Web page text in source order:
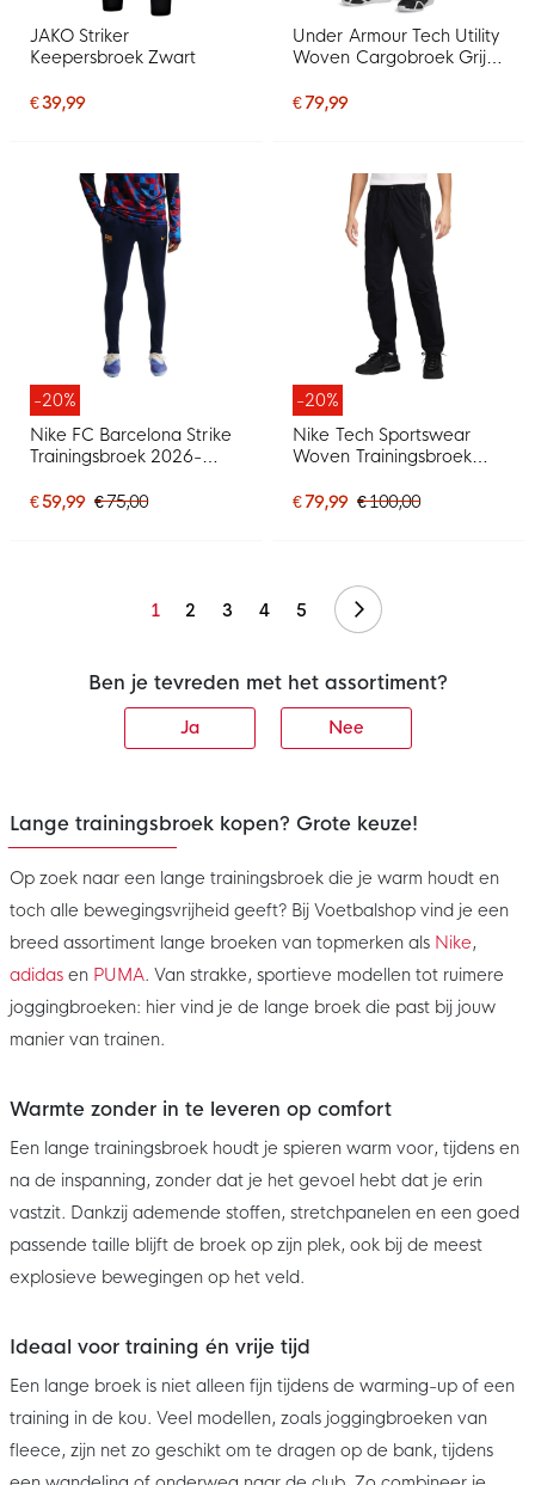
JAKO Striker
Keepersbroek Zwart
€ 39,99
Under Armour Tech Utility
Woven Cargobroek Grijs
€ 79,99
-20%
Nike FC Barcelona Strike
Trainingsbroek 2026-
Geel
€ 59,99 € 75,00
-20%
Nike Tech Sportswear
Woven Trainingsbroek
€ 79,99 € 100,00
1 2 3 4 5 Volgende
Ben je tevreden met het assortiment?
Ja Nee
Lange trainingsbroek kopen? Grote keuze!
Op zoek naar een lange trainingsbroek die je warm houdt en
toch alle bewegingsvrijheid geeft? Bij Voetbalshop vind je een
breed assortiment lange broeken van topmerken als Nike,
adidas en PUMA. Van strakke, sportieve modellen tot ruimere
joggingbroeken: hier vind je de lange broek die past bij jouw
manier van trainen.
Warmte zonder in te leveren op comfort
Een lange trainingsbroek houdt je spieren warm voor, tijdens en
na de inspanning, zonder dat je het gevoel hebt dat je erin
vastzit. Dankzij ademende stoffen, stretchpanelen en een goed
passende taille blijft de broek op zijn plek, ook bij de meest
explosieve bewegingen op het veld.
Ideaal voor training én vrije tijd
Een lange broek is niet alleen fijn tijdens de warming-up of een
training in de kou. Veel modellen, zoals joggingbroeken van
fleece, zijn net zo geschikt om te dragen op de bank, tijdens